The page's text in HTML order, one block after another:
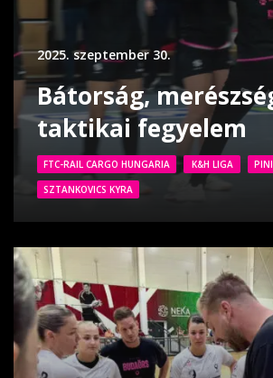
2025. szeptember 30.
Bátorság,
taktikai fegyelem
FTC-RAIL CARGO HUNGARIA K&H LIGA
SZTANKOVICS KYRA